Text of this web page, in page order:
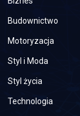
Budownictwo
Motoryzacja
Styl i Moda
Styl życia
Technologia